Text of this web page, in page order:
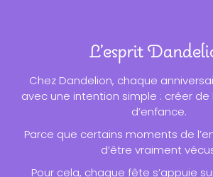
L’esprit
Chez Dandelion, chaque
avec une intention simple : créer de
d’enfance.
Parce que certains moments de
d’être vraiment
Pour cela, chaque fête s’appuie